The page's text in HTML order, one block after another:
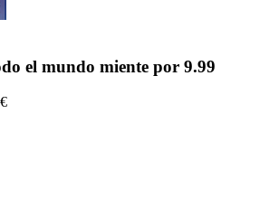
el mundo miente por 9.99